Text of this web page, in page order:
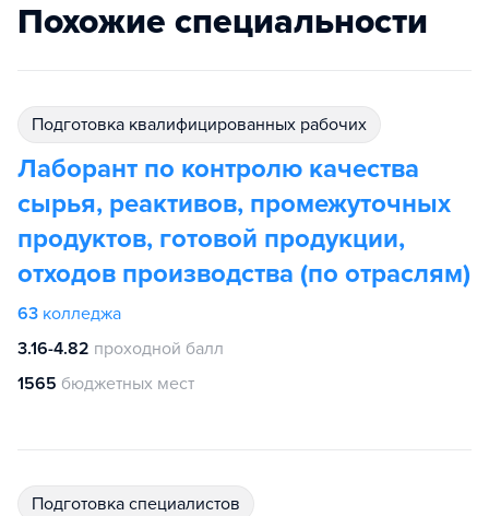
Похожие специальности
подготовка квалифицированных рабочих
Лаборант по контролю качества
сырья, реактивов, промежуточных
продуктов, готовой продукции,
отходов производства (по отраслям)
63 колледжа
3.16-4.82 проходной балл
1565 бюджетных мест
подготовка специалистов